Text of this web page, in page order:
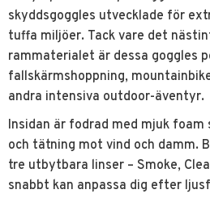
skyddsgoggles utvecklade för
tuffa miljöer. Tack vare det
rammaterialet är dessa goggles
fallskärmshoppning,
andra intensiva outdoor-äventyr.
Insidan är fodrad med mjuk
och tätning mot vind och damm.
tre utbytbara linser – Smoke,
snabbt kan anpassa dig efter